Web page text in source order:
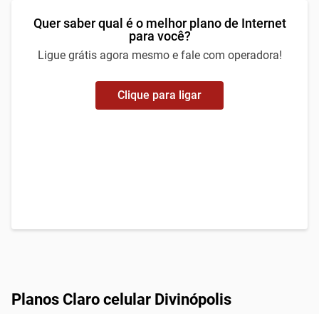
Quer saber qual é o melhor plano de Internet
para você?
Ligue grátis agora mesmo e fale com operadora!
Clique para ligar
Planos Claro celular Divinópolis